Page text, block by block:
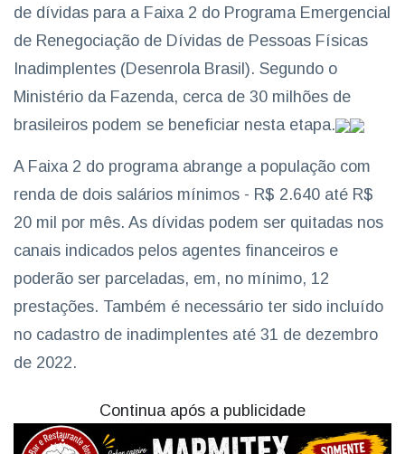
de dívidas para a Faixa 2 do Programa Emergencial
de Renegociação de Dívidas de Pessoas Físicas
Inadimplentes (Desenrola Brasil). Segundo o
Ministério da Fazenda, cerca de 30 milhões de
brasileiros podem se beneficiar nesta etapa.
A Faixa 2 do programa abrange a população com
renda de dois salários mínimos - R$ 2.640 até R$
20 mil por mês. As dívidas podem ser quitadas nos
canais indicados pelos agentes financeiros e
poderão ser parceladas, em, no mínimo, 12
prestações. Também é necessário ter sido incluído
no cadastro de inadimplentes até 31 de dezembro
de 2022.
Continua após a publicidade